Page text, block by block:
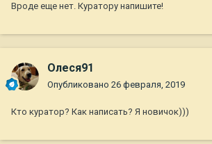
Вроде еще нет. Куратору напишите!
Олеся91
Опубликовано 26 февраля, 2019
Кто куратор? Как написать? Я новичок)))